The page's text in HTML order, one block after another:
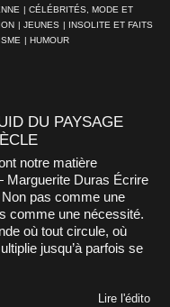
| CÉLÉBRITÉS, MODE ET
| JEUNES | INSOLITE ET FAITS
| HUMOUR
DU PAYSAGE
notre matière
Marguerite Duras Écrire
pas comme une
comme une nécessité.
où tout circule, où
jusqu’à parfois se
Lire l'édito